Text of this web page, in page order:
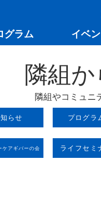
グラム イベ
隣組
隣組やコミュニ
らせ プログラ
ケアギバーの会 ライフセミ